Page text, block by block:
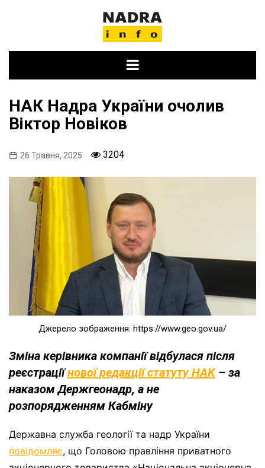
НАК Надра України очолив
Віктор Новіков
26 Травня, 2025 3204
Джерело зображення: https://www.geo.gov.ua/
Зміна керівника компанії відбулася після
реєстраціїнової редакції статуту НАК– за
наказом Держгеонадр, а не
розпорядженням Кабміну
Державна служба геології та надр України
повідомляє, що Головою правління приватного